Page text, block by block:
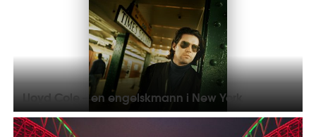
Lloyd Cole – en engelskmann i New York